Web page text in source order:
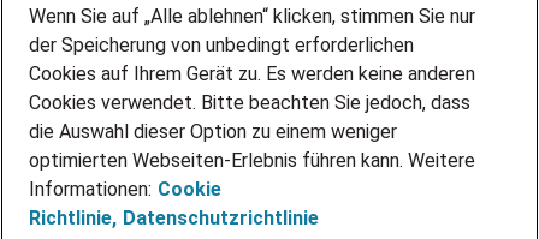
BLOG
PRESSE
KONTAKT
@Adecco 2026
IMPRESSUM
DATENSCHUTZ
Wenn Sie auf „Alle ablehnen“ klicken, stimmen Sie nur
der Speicherung von unbedingt erforderlichen
Cookies auf Ihrem Gerät zu. Es werden keine anderen
Cookies verwendet. Bitte beachten Sie jedoch, dass
die Auswahl dieser Option zu einem weniger
optimierten Webseiten-Erlebnis führen kann. Weitere
Informationen: Cookie
Richtlinie, Datenschutzrichtlinie